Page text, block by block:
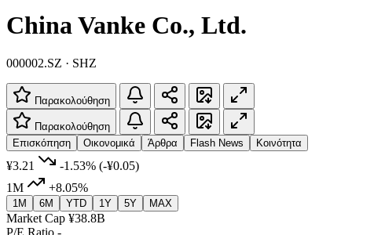
China Vanke Co., Ltd.
000002.SZ · SHZ
Παρακολούθηση
Παρακολούθηση
Επισκόπηση
Οικονομικά Άρθρα Flash News Κοινότητα
¥3.21 -1.53% (-¥0.05)
1M
+8.05%
1M 6M YTD 1Y 5Y MAX
Market Cap ¥38.8B
P/E Ratio -